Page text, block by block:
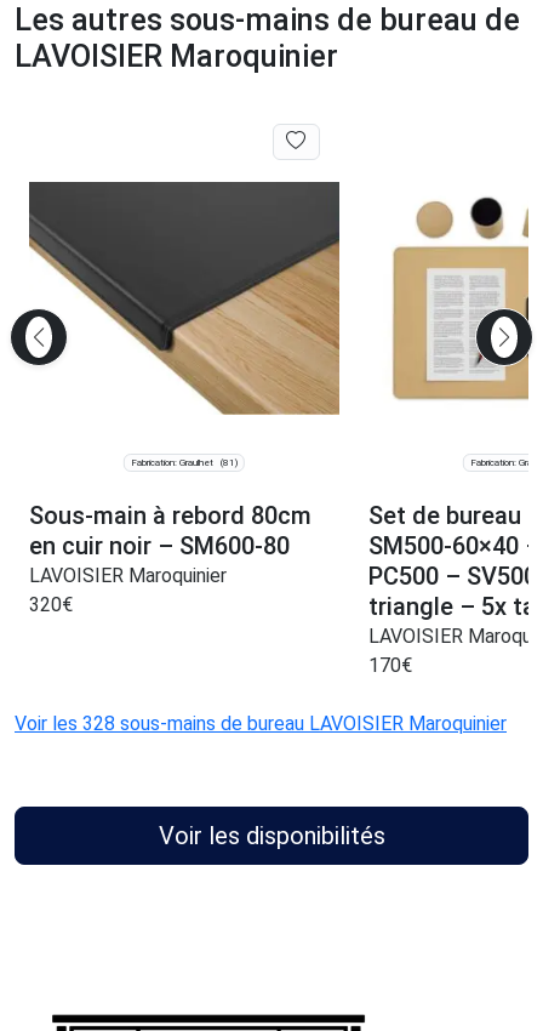
Les autres sous-mains de bureau de
LAVOISIER Maroquinier
Fabrication: Graulhet (81)
Sous-main à rebord 80cm
en cuir noir – SM600-80
LAVOISIER Maroquinier
320€
Fabrication:
Set de bureau
SM500-60×40
PC500 –
triangle – 5x
LAVOISIER
170€
Voir les 328 sous-mains de bureau LAVOISIER Maroquinier
Voir les disponibilités